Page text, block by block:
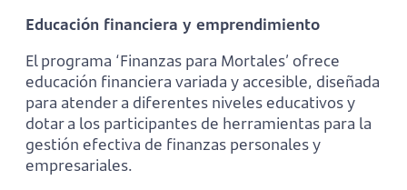
Educación financiera y emprendimiento
El programa ‘Finanzas para Mortales’ ofrece
educación financiera variada y accesible, diseñada
para atender a diferentes niveles educativos y
dotar a los participantes de herramientas para la
gestión efectiva de finanzas personales y
empresariales.